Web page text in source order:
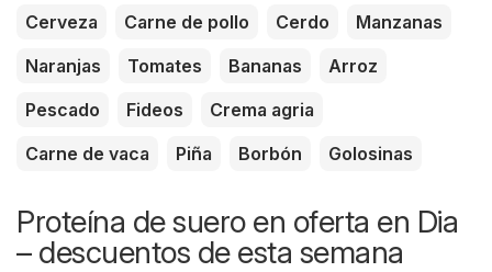
Cerveza
Carne de pollo Cerdo
Manzanas
Naranjas
Tomates Bananas
Arroz
Pescado
Fideos
Crema agria
Carne de vaca
Piña Borbón Golosinas
Proteína de suero en oferta en Dia
– descuentos de esta semana